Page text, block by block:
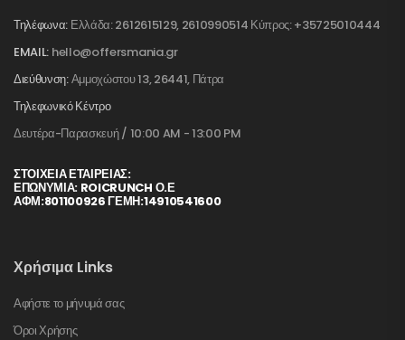
Τηλέφωνα: Ελλάδα: 2612615129, 2610990514 Κύπρος: +35725010444
EMAIL: hello@offersmania.gr
Διεύθυνση:Αμμοχώστου 13, 26441, Πάτρα
Τηλεφωνικό Κέντρο
Δευτέρα-Παρασκευή / 10:00 AM - 13:00 PM
ΣΤΟΙΧΕΊΑ ΕΤΑΙΡΕΊΑΣ:
ΕΠΩΝΥΜΙΑ: ROICRUNCH Ο.Ε
ΑΦΜ:801100926 ΓΕΜΗ:14910541600
Χρήσιμα Links
Αφήστε το μήνυμά σας
Όροι Χρήσης